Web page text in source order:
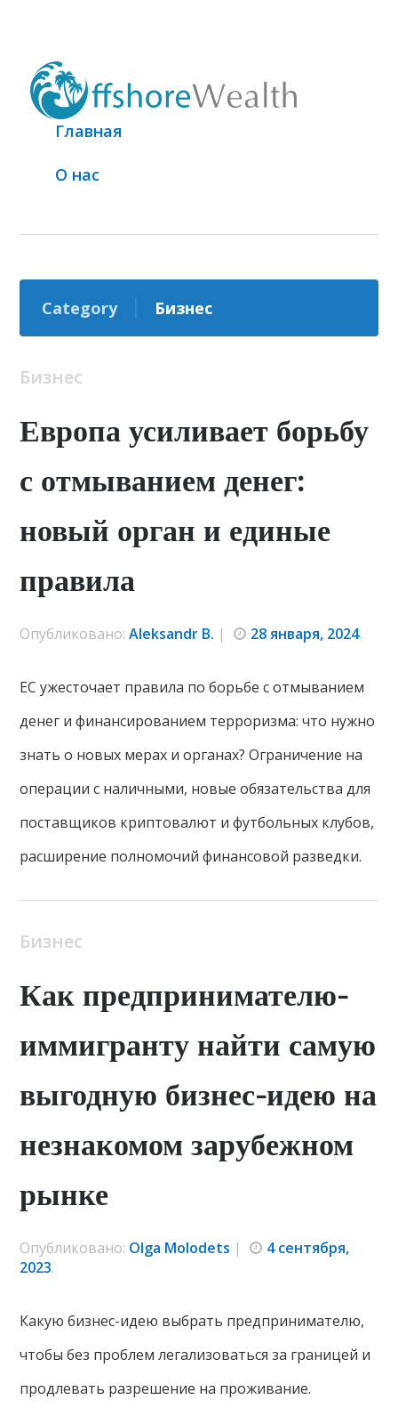
Главная
О нас
Category Бизнес
Бизнес
Европа усиливает борьбу
с отмыванием денег:
новый орган и единые
правила
Опубликовано:Aleksandr B. | 28 января, 2024.
ЕС ужесточает правила по борьбе с отмыванием
денег и финансированием терроризма: что нужно
знать о новых мерах и органах? Ограничение на
операции с наличными, новые обязательства для
поставщиков криптовалют и футбольных клубов,
расширение полномочий финансовой разведки.
Бизнес
Как предпринимателю-
иммигранту найти самую
выгодную бизнес-идею на
незнакомом зарубежном
рынке
Опубликовано: Olga Molodets |
4 сентября,
2023.
Какую бизнес-идею выбрать предпринимателю,
чтобы без проблем легализоваться за границей и
продлевать разрешение на проживание.